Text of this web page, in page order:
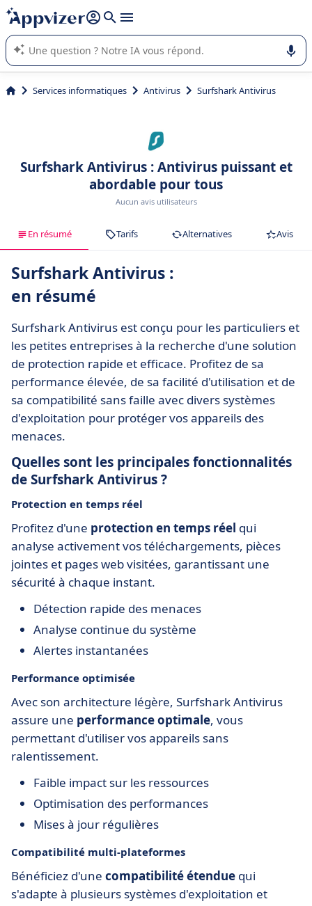
répondre (plusieurs lignes avec
L'IA de Appvizer vous guide dans l'utilisation ou la sélection de
logiciel SaaS en entreprise.
Services informatiques Antivirus Surfshark Antivirus
Surfshark Antivirus : Antivirus puissant et
abordable pour tous
Aucun avis utilisateurs
En résumé Tarifs Alternatives Avis
Surfshark Antivirus :
en résumé
Surfshark Antivirus est conçu pour les particuliers et
les petites entreprises à la recherche d'une solution
de protection rapide et efficace. Profitez de sa
performance élevée, de sa facilité d'utilisation et de
sa compatibilité sans faille avec divers systèmes
d'exploitation pour protéger vos appareils des
menaces.
Quelles sont les principales fonctionnalités
de Surfshark Antivirus ?
Protection en temps réel
Profitez d'une protection en temps réel qui
analyse activement vos téléchargements, pièces
jointes et pages web visitées, garantissant une
sécurité à chaque instant.
Détection rapide des menaces
Analyse continue du système
Alertes instantanées
Performance optimisée
Avec son architecture légère, Surfshark Antivirus
assure une performance optimale, vous
permettant d'utiliser vos appareils sans
ralentissement.
Faible impact sur les ressources
Optimisation des performances
Mises à jour régulières
Compatibilité multi-plateformes
Bénéficiez d'une compatibilité étendue qui
s'adapte à plusieurs systèmes d'exploitation et